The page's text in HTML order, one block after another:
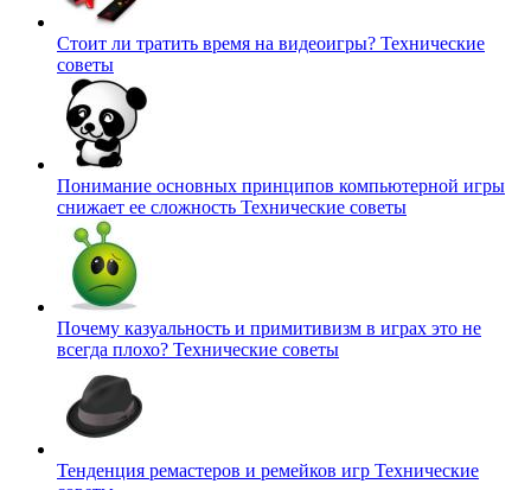
Стоит ли тратить время на видеоигры? Технические
советы
Понимание основных принципов компьютерной игры
снижает ее сложность Технические советы
Почему казуальность и примитивизм в играх это не
всегда плохо? Технические советы
Тенденция ремастеров и ремейков игр Технические